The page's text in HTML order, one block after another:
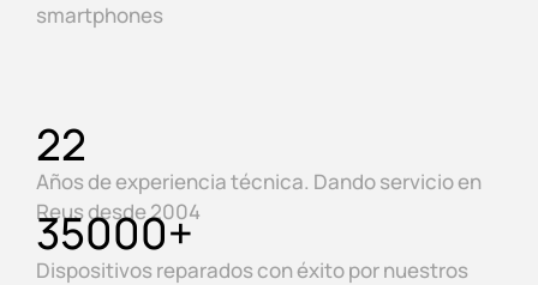
smartphones
Años de experiencia técnica. Dando servicio en
Reus desde 2004
22
Dispositivos reparados con éxito por nuestros
35000+